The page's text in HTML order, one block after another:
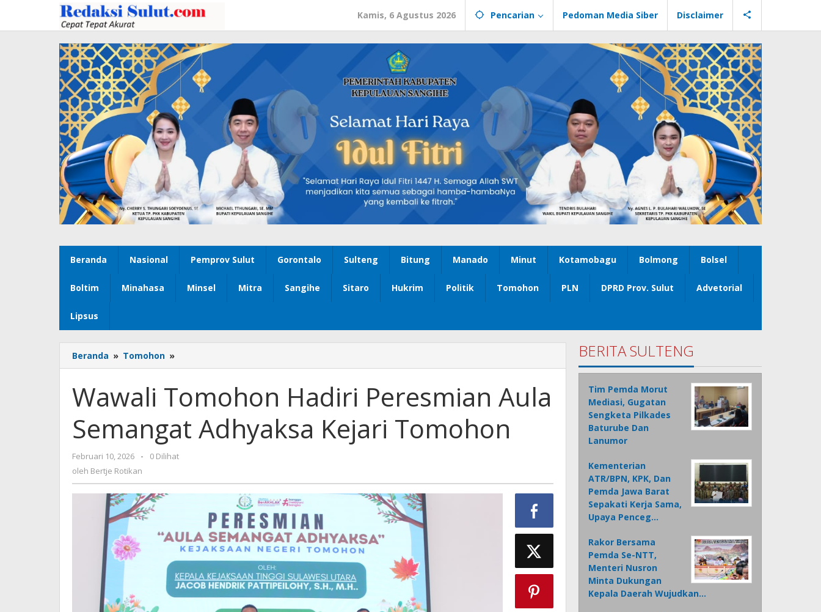
konten
Kamis, 6 Agustus 2026 Pencarian Pedoman Media Siber Disclaimer
Beranda Nasional Pemprov Sulut Gorontalo Sulteng Bitung Manado Minut Kotamobagu Bolmong Bolsel
Boltim Minahasa Minsel Mitra Sangihe Sitaro Hukrim Politik Tomohon PLN DPRD Prov. Sulut Advetorial
Lipsus
Beranda » Tomohon »
Tomohon
Peresmian
Aula
Semangat
Adhyaksa
Tomohon
Wawali Tomohon Hadiri Peresmian Aula
Semangat Adhyaksa Kejari Tomohon
Februari 10, 2026
oleh
Bertje
-
0 Dilihat
oleh Bertje Rotikan
BERITA SULTENG
Tim Pemda Morut
Mediasi, Gugatan
Sengketa Pilkades
Baturube Dan
Lanumor
Kementerian
ATR/BPN, KPK, Dan
Pemda Jawa Barat
Sepakati Kerja Sama,
Upaya Penceg…
Rakor Bersama
Pemda Se-NTT,
Menteri Nusron
Minta Dukungan
Kepala Daerah Wujudkan…